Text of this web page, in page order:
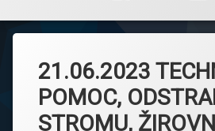
21.06.2023
POMOC,
STROMU,